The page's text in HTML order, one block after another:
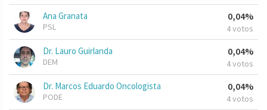
Ana Granata
PSL
0,04%
4 votos
Dr. Lauro Guirlanda
DEM
0,04%
4 votos
Dr. Marcos Eduardo Oncologista
PODE
0,04%
4 votos